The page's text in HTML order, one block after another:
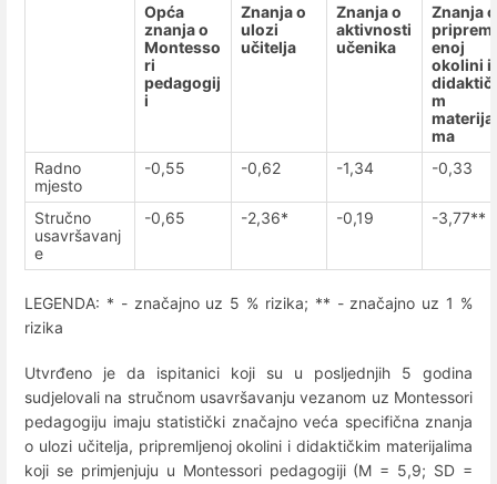
Opća
znanja o
Montesso
ri
pedagogij
i
Znanja o
ulozi
učitelja
Znanja o
aktivnosti
učenika
Znanja o
enoj
okolini i
m
ma
Radno
mjesto
-0,55 -0,62 -1,34 -0,33
Stručno
usavršavanj
e
-0,65 -2,36* -0,19 -3,77**
LEGENDA: * - značajno uz 5 % rizika; ** - značajno uz 1 %
rizika
Utvrđeno je da ispitanici koji su u posljednjih 5 godina
sudjelovali na stručnom usavršavanju vezanom uz Montessori
pedagogiju imaju statistički značajno veća specifična znanja
o ulozi učitelja, pripremljenoj okolini i didaktičkim materijalima
koji se primjenjuju u Montessori pedagogiji (M = 5,9; SD =